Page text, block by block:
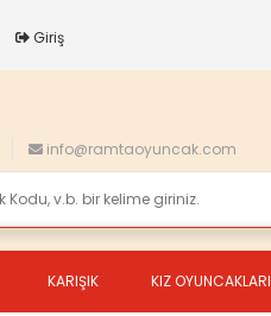
Giriş
info@ramtaoyuncak.com
KARIŞIK KIZ OYUNCAKLARI